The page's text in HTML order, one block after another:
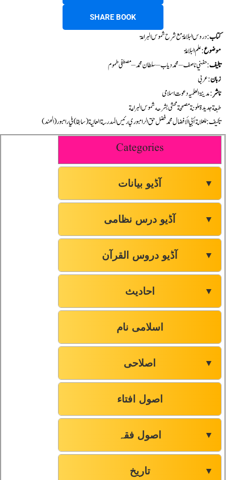
SHARE BOOK
کتاب: دروس البلاغۃ مع شرح شموس البراعۃ
موضوع: علم البلاغۃ
تالیف: حفني ناصف – محمد دياب – سلطان محمد – مصطفى طموم
زبان: عربی
ناشر: مدینۃ العلمیہ دعوت اسلامی
طبعة جديدة ملونة مصححة محشى بشرحه شموس البراعة
تأليف :للعلامة أبي الأفضال محمد فضل حق الرامبوري رئيس المدرسة العالية ( سابقا ) في رامبور ( الهند )
Categories
آڈیو بیانات ▼
آڈیو درس نظامی ▼
آڈیو دروس القرآن ▼
احادیث ▼
اسلامی نام
اصلاحی ▼
اصول افتاء
اصول فقہ ▼
تاریخ ▼